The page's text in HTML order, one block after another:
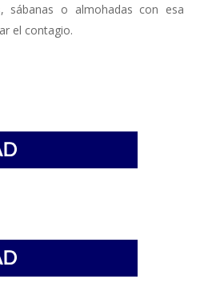
sábanas o almohadas con esa
el contagio.